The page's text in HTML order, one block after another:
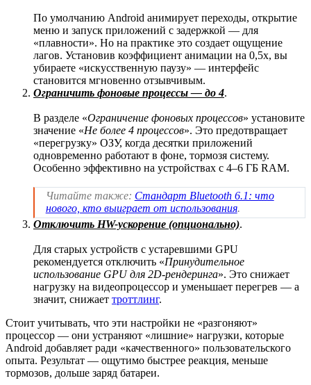
По умолчанию Android анимирует переходы, открытие
меню и запуск приложений с задержкой — для
«плавности». Но на практике это создает ощущение
лагов. Установив коэффициент анимации на 0,5х, вы
убираете «искусственную паузу» — интерфейс
становится мгновенно отзывчивым.
Ограничить фоновые процессы — до 4.
В разделе «Ограничение фоновых процессов» установите
значение «Не более 4 процессов». Это предотвращает
«перегрузку» ОЗУ, когда десятки приложений
одновременно работают в фоне, тормозя систему.
Особенно эффективно на устройствах с 4–6 ГБ RAM.
Читайте также: Стандарт Bluetooth 6.1: что
нового, кто выиграет от использования.
Отключить HW-ускорение (опционально).
Для старых устройств с устаревшими GPU
рекомендуется отключить «Принудительное
использование GPU для 2D-рендеринга». Это снижает
нагрузку на видеопроцессор и уменьшает перегрев — а
значит, снижает троттлинг.
Стоит учитывать, что эти настройки не «разгоняют»
процессор — они устраняют «лишние» нагрузки, которые
Android добавляет ради «качественного» пользовательского
опыта. Результат — ощутимо быстрее реакция, меньше
тормозов, дольше заряд батареи.